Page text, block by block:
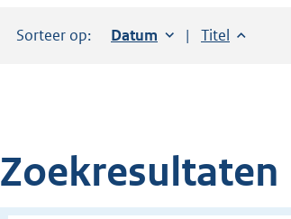
Sorteer op: Sorteer op:
Datum oplopendSorteer op:
Titel oplopend
Zoekresultaten